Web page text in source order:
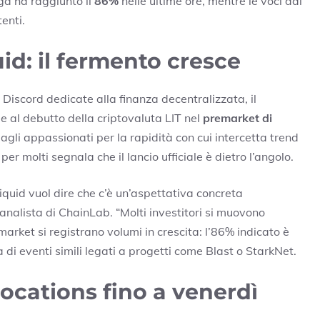
il fermento cresce
dedicate alla finanza decentralizzata, il
al debutto della criptovaluta LIT nel premarket di
appassionati per la rapidità con cui intercetta trend
molti segnala che il lancio ufficiale è dietro l’angolo.
vuol dire che c’è un’aspettativa concreta
di ChainLab. “Molti investitori si muovono
si registrano volumi in crescita: l’86% indicato è
eventi simili legati a progetti come Blast o StarkNet.
fino a venerdì